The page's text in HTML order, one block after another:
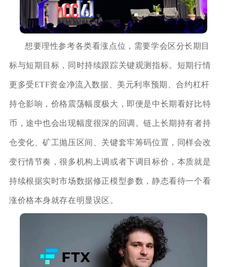
想要理性参考各类看涨点位，需要学会区分长期目
标与短期目标，同时持续跟踪关键观测指标。短期行情
更多受ETF资金净流入数据、美元利率预期、合约杠杆
持仓影响，价格震荡幅度极大，即便是中长期看好比特
币，途中也会出现幅度很深的回调。链上长期持有者持
仓变化、矿工抛压区间、关键套牢筹码位置，同样会改
变行情节奏，很多机构上调或者下调目标价，本质就是
持续根据实时市场数据修正模型参数，静态看待一个看
涨价格本身就存在明显误区。